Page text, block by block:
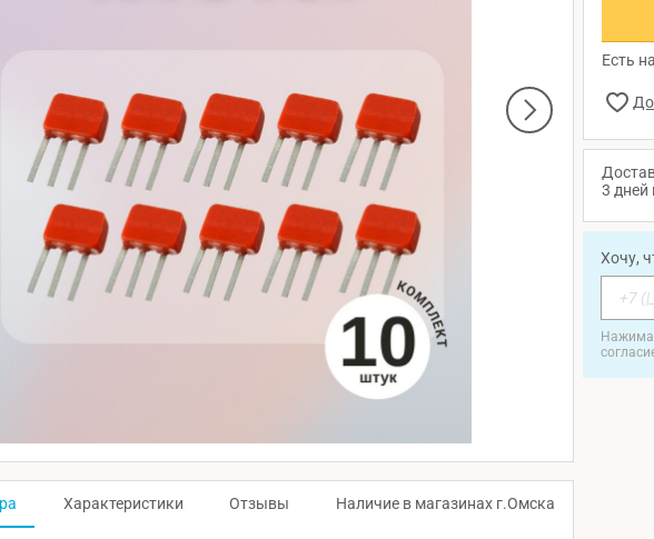
Есть
3 дней
Хочу,
Характеристики Отзывы Наличие в магазинах г.Омска